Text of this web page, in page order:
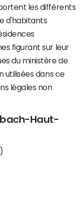
les différents
d'habitants
figurant sur leur
du ministère de
utilisées dans ce
légales non
Haut-